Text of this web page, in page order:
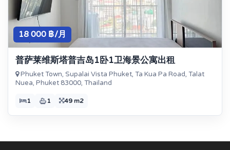
18 000 ฿/月
普萨莱维斯塔普吉岛1卧1卫海景公寓出租
Phuket Town, Supalai Vista Phuket, Ta Kua Pa Road, Talat
Nuea, Phuket 83000, Thailand
1 1 49 m2